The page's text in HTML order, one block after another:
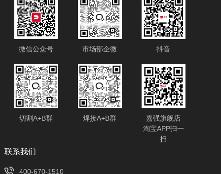
微信公众号 市场部企微 抖音
切割A+B群 焊接A+B群
嘉强旗舰店
淘宝APP扫一
扫
​联系我们
400-670-1510